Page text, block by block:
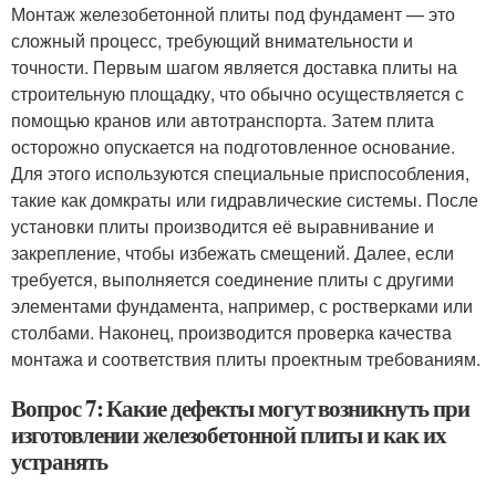
Монтаж железобетонной плиты под фундамент — это
сложный процесс, требующий внимательности и
точности. Первым шагом является доставка плиты на
строительную площадку, что обычно осуществляется с
помощью кранов или автотранспорта. Затем плита
осторожно опускается на подготовленное основание.
Для этого используются специальные приспособления,
такие как домкраты или гидравлические системы. После
установки плиты производится её выравнивание и
закрепление, чтобы избежать смещений. Далее, если
требуется, выполняется соединение плиты с другими
элементами фундамента, например, с ростверками или
столбами. Наконец, производится проверка качества
монтажа и соответствия плиты проектным требованиям.
Вопрос 7: Какие дефекты могут возникнуть при
изготовлении железобетонной плиты и как их
устранять